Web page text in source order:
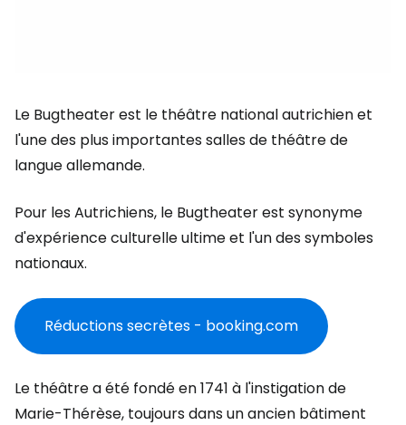
Le Bugtheater est le théâtre national autrichien et
l'une des plus importantes salles de théâtre de
langue allemande.
Pour les Autrichiens, le Bugtheater est synonyme
d'expérience culturelle ultime et l'un des symboles
nationaux.
Réductions secrètes - booking.com
Le théâtre a été fondé en 1741 à l'instigation de
Marie-Thérèse, toujours dans un ancien bâtiment